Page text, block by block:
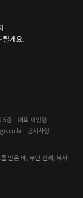
릴게요.
5층 대표 이민형
공지사항
받은 바, 무단 전재, 복사